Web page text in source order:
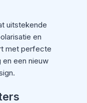
uitstekende
en
met perfecte
een nieuw